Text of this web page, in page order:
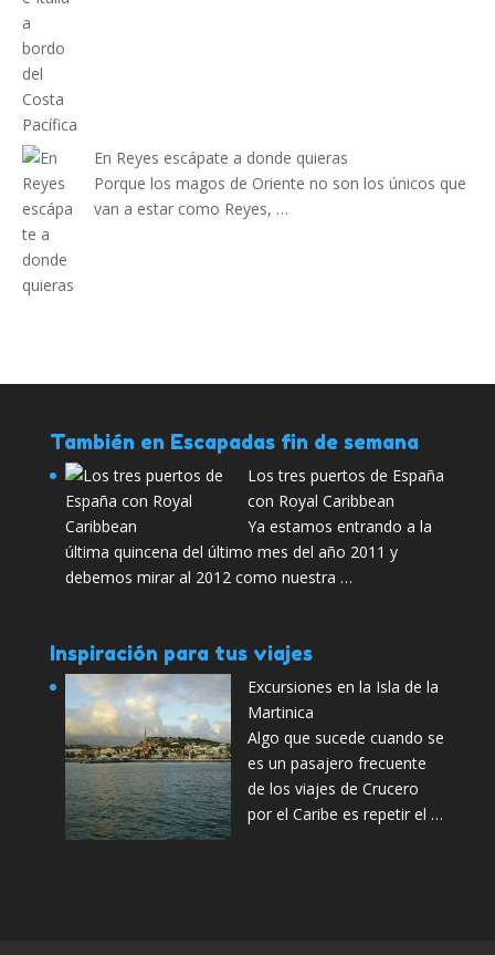
En Reyes escápate a donde quieras
Porque los magos de Oriente no son los únicos que
van a estar como Reyes, …
También en Escapadas fin de semana
Los tres puertos de España
con Royal Caribbean
Ya estamos entrando a la
última quincena del último mes del año 2011 y
debemos mirar al 2012 como nuestra …
Inspiración para tus viajes
Excursiones en la Isla de la
Martinica
Algo que sucede cuando se
es un pasajero frecuente
de los viajes de Crucero
por el Caribe es repetir el …